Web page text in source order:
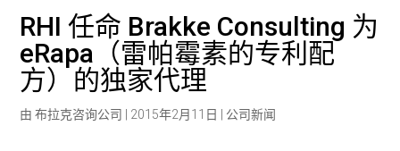
RHI 任命 Brakke Consulting 为
eRapa（雷帕霉素的专利配
方）的独家代理
由布拉克咨询公司 2015年2月11日 公司新闻